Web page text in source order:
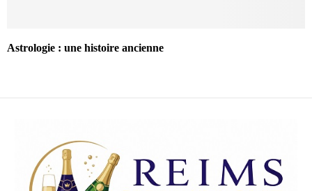
Astrologie : une histoire ancienne